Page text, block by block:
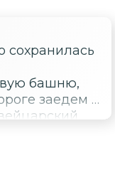
сохранилась
башню,
заедем в